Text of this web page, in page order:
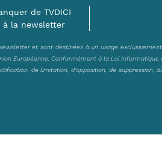
de TVDICI
à la newsletter
et sont destinées à un usage
Européenne. Conformément à la Loi
de limitation, d’opposition, de